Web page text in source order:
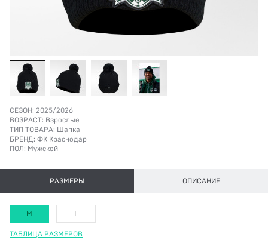
СЕЗОН: 2025/2026
ВОЗРАСТ: Взрослые
ТИП ТОВАРА: Шапка
БРЕНД: ФК Краснодар
ПОЛ: Мужской
РАЗМЕРЫ ОПИСАНИЕ
M L
ТАБЛИЦА РАЗМЕРОВ